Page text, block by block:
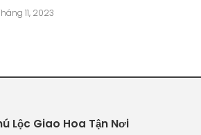
11, 2023
Lộc Giao Hoa Tận Nơi